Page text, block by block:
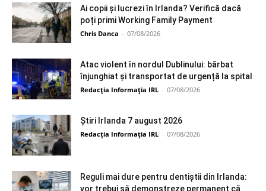
Ai copii și lucrezi în Irlanda? Verifică dacă
poți primi Working Family Payment
Chris Danca - 07/08/2026
Atac violent în nordul Dublinului: bărbat
înjunghiat și transportat de urgență la spital
Redacția Informația IRL - 07/08/2026
Știri Irlanda 7 august 2026
Redacția Informația IRL - 07/08/2026
Reguli mai dure pentru dentiștii din Irlanda:
vor trebui să demonstreze permanent că